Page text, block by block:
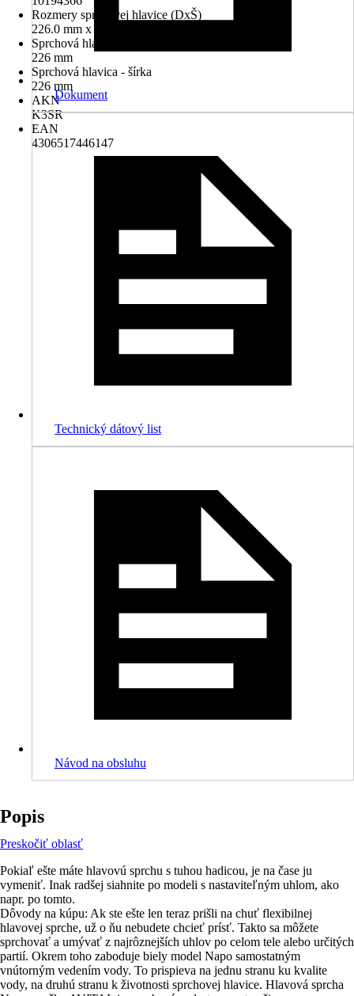
Rozmery sprchovej hlavice (DxŠ)
226.0 mm x 226.0 mm
Sprchová hlavica - dĺžka
226 mm
Sprchová hlavica - šírka
226 mm
AKN
K3SR
EAN
4306517446147
Dokument
Technický dátový list
Návod na obsluhu
Popis
Preskočiť oblasť
Pokiaľ ešte máte hlavovú sprchu s tuhou hadicou, je na čase ju
vymeniť. Inak radšej siahnite po modeli s nastaviteľným uhlom, ako
napr. po tomto.
Dôvody na kúpu: Ak ste ešte len teraz prišli na chuť flexibilnej
hlavovej sprche, už o ňu nebudete chcieť prísť. Takto sa môžete
sprchovať a umývať z najrôznejších uhlov po celom tele alebo určitých
partií. Okrem toho zaboduje biely model Napo samostatným
vnútorným vedením vody. To prispieva na jednu stranu ku kvalite
vody, na druhú stranu k životnosti sprchovej hlavice. Hlavová sprcha